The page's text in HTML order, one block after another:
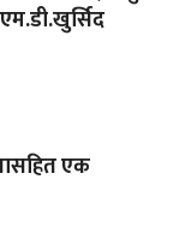
एक